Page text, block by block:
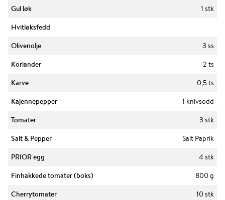
Gul løk
1 stk
Hvitløksfedd
Olivenolje
3 ss
Koriander
2 ts
Karve
0,5 ts
Kajennepepper
1 knivsodd
Tomater
3 stk
Salt & Pepper
Salt Paprik
PRIOR egg
4 stk
Finhakkede tomater (boks)
800 g
Cherrytomater
10 stk